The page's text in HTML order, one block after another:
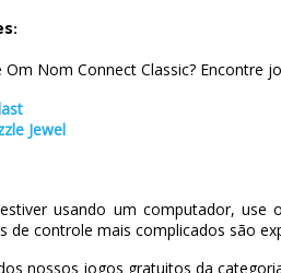
Nom Connect Classic? Encontre
Jewel
usando um computador,
de controle mais complicados são
nossos jogos gratuitos da